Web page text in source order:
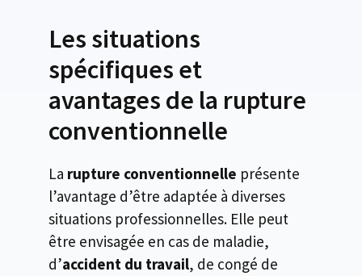
Les situations
spécifiques et
avantages de la rupture
conventionnelle
La rupture conventionnelle présente
l’avantage d’être adaptée à diverses
situations professionnelles. Elle peut
être envisagée en cas de maladie,
d’accident du travail, de congé de